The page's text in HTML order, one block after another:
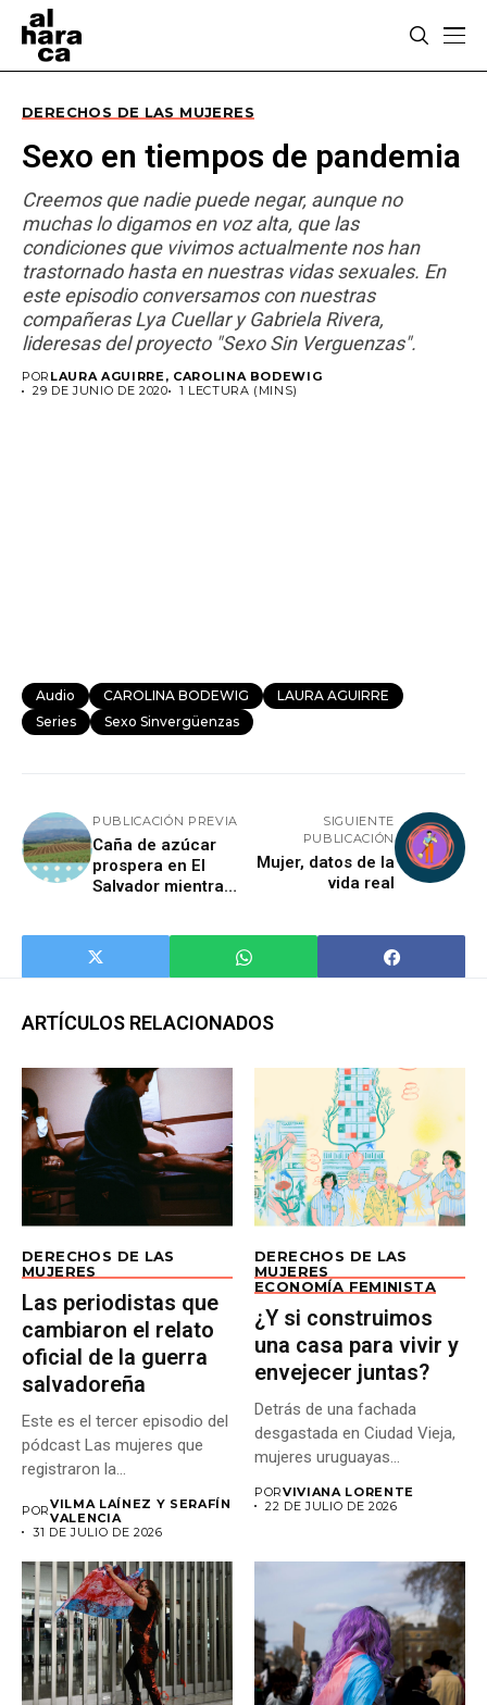
DERECHOS DE LAS MUJERES
Sexo en tiempos de pandemia
Creemos que nadie puede negar, aunque no
muchas lo digamos en voz alta, que las
condiciones que vivimos actualmente nos han
trastornado hasta en nuestras vidas sexuales. En
este episodio conversamos con nuestras
compañeras Lya Cuellar y Gabriela Rivera,
lideresas del proyecto "Sexo Sin Verguenzas".
POR LAURA AGUIRRE, CAROLINA BODEWIG
29 DE JUNIO DE 2020
1 LECTURA (MINS)
Audio CAROLINA BODEWIG
LAURA AGUIRRE
Series
Sexo Sinvergüenzas
PUBLICACIÓN PREVIA
Caña de azúcar
prospera en El
Salvador mientras
SIGUIENTE
PUBLICACIÓN
Mujer, datos de la
vida real
ARTÍCULOS RELACIONADOS
DERECHOS DE LAS
MUJERES
Las periodistas que
cambiaron el relato
oficial de la guerra
salvadoreña
Este es el tercer episodio del
pódcast Las mujeres que
registraron la...
PORVILMA LAÍNEZ Y SERAFÍN
VALENCIA
31 DE JULIO DE 2026
DERECHOS DE LAS
MUJERES
ECONOMÍA FEMINISTA
¿Y si construimos
una casa para vivir y
envejecer juntas?
Detrás de una fachada
desgastada en Ciudad Vieja,
mujeres uruguayas
PORVIVIANA LORENTE
22 DE JULIO DE 2026